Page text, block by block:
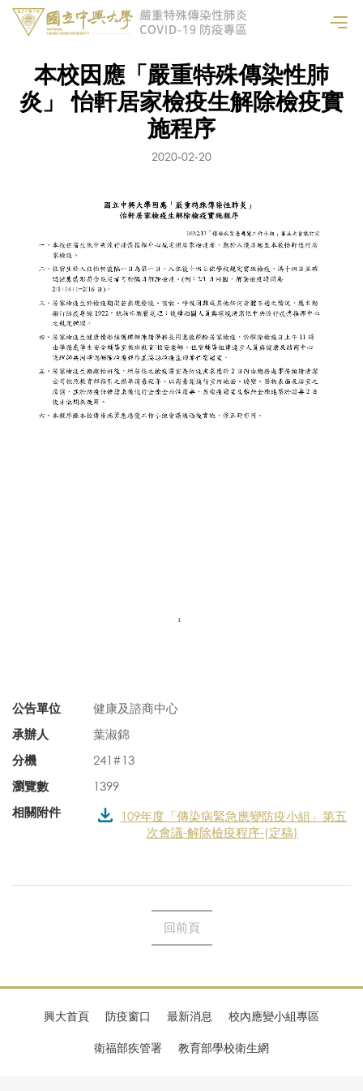
本校因應「嚴重特殊傳染性肺
炎」 怡軒居家檢疫生解除檢疫實
施程序
2020-02-20
公告單位
健康及諮商中心
承辦人
葉淑錦
分機
241#13
瀏覽數
1399
相關附件
109年度「傳染病緊急應變防疫小組」第五
次會議-解除檢疫程序-(定稿)
回前頁
興大首頁 防疫窗口 最新消息 校內應變小組專區
衛福部疾管署 教育部學校衛生網